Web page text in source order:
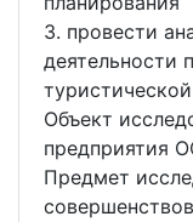
3. провести
деятельности
Объект
предприятия
Предмет